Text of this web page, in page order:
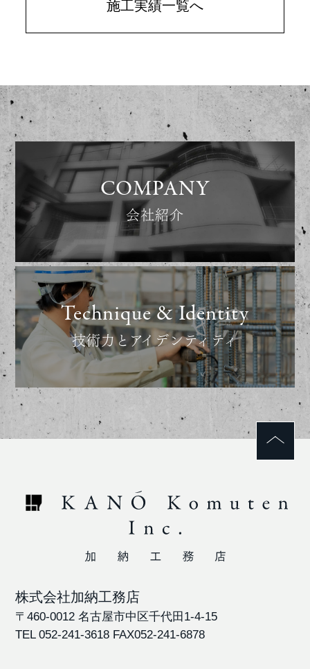
施工実績一覧へ
COMPANY
会社紹介
Technique & Identity
技術力とアイデンティティ
株式会社加納工務店
〒460-0012 名古屋市中区千代田1-4-15
TEL 052-241-3618 FAX052-241-6878